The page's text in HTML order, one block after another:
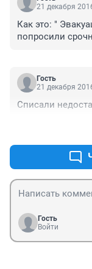
21 декабря
Как это: "
попросили
Гость
21 декабря
Списали
Гость
Войти